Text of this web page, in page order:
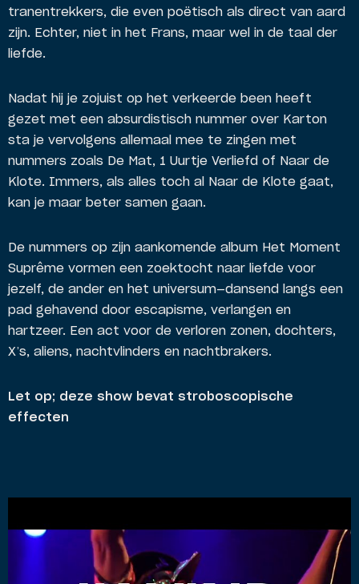
tranentrekkers, die even poëtisch als direct van aard
zijn. Echter, niet in het Frans, maar wel in de taal der
liefde.
Nadat hij je zojuist op het verkeerde been heeft
gezet met een absurdistisch nummer over Karton
sta je vervolgens allemaal mee te zingen met
nummers zoals De Mat, 1 Uurtje Verliefd of Naar de
Klote. Immers, als alles toch al Naar de Klote gaat,
kan je maar beter samen gaan.
De nummers op zijn aankomende album Het Moment
Suprême vormen een zoektocht naar liefde voor
jezelf, de ander en het universum—dansend langs een
pad gehavend door escapisme, verlangen en
hartzeer. Een act voor de verloren zonen, dochters,
X’s, aliens, nachtvlinders en nachtbrakers.
Let op; deze show bevat stroboscopische
effecten